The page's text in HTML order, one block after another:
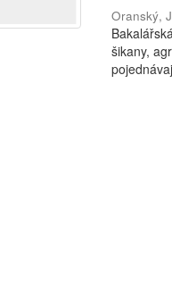
Oranský,
šikany,